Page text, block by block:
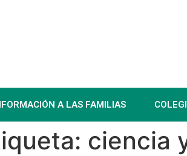
A LAS FAMILIAS
ciencia